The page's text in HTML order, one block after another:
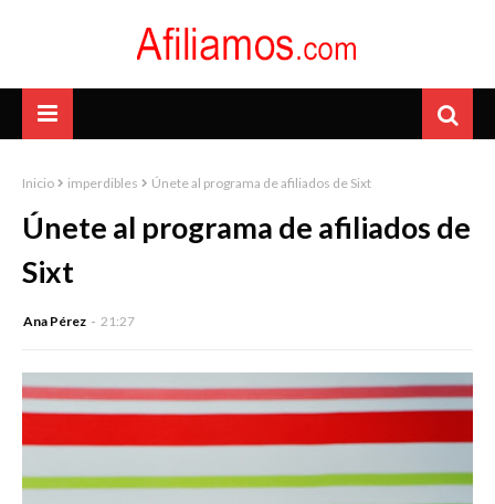
Inicio imperdibles Únete al programa de afiliados de Sixt
Únete al programa de afiliados de
Sixt
Ana Pérez 21:27